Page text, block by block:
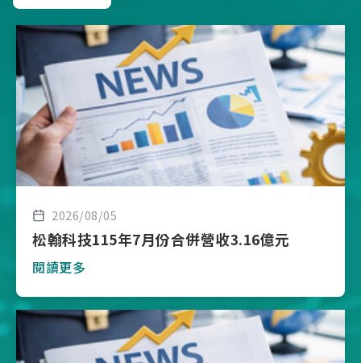
2026/08/05
松翰科技115年7月份合併營收3.16億元
閱讀更多